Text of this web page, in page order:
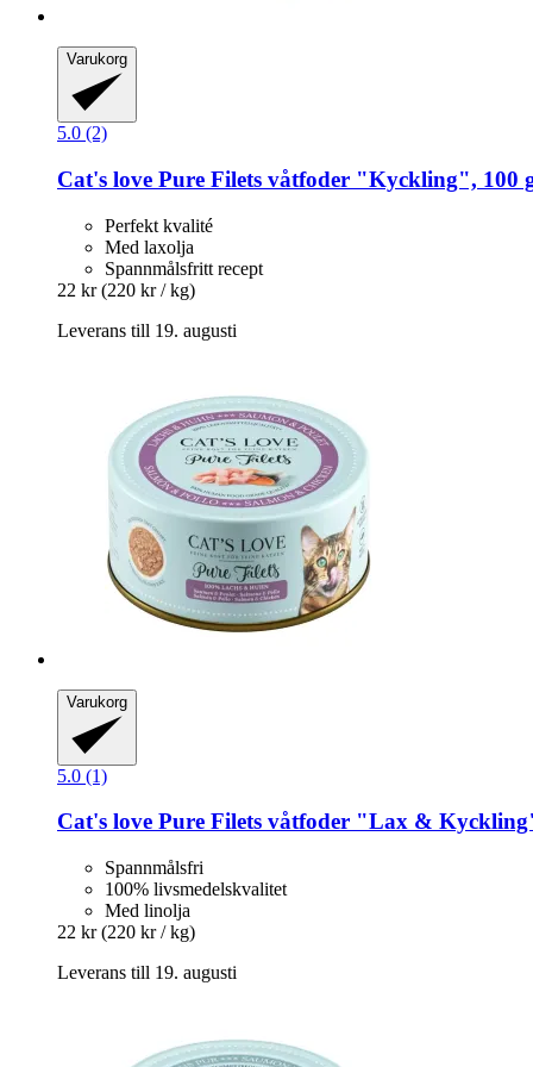
Varukorg
5.0 (2)
Cat's love Pure Filets våtfoder "Kyckling", 100
Perfekt kvalité
Med laxolja
Spannmålsfritt recept
22 kr (220 kr / kg)
Leverans till 19. augusti
Varukorg
5.0 (1)
Cat's love Pure Filets våtfoder "Lax &
Spannmålsfri
100% livsmedelskvalitet
Med linolja
22 kr (220 kr / kg)
Leverans till 19. augusti